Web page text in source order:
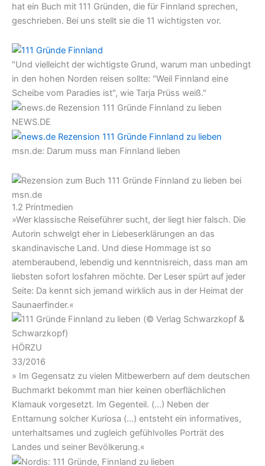
hat ein Buch mit 111 Gründen, die für Finnland sprechen,
geschrieben. Bei uns stellt sie die 11 wichtigsten vor.
"Und vielleicht der wichtigste Grund, warum man unbedingt
in den hohen Norden reisen sollte: "Weil Finnland eine
Scheibe vom Paradies ist", wie Tarja Prüss weiß."
NEWS.DE
msn.de: Darum muss man Finnland lieben
1.2 Printmedien
»Wer klassische Reiseführer sucht, der liegt hier falsch. Die
Autorin schwelgt eher in Liebeserklärungen an das
skandinavische Land. Und diese Hommage ist so
atemberaubend, lebendig und kenntnisreich, dass man am
liebsten sofort losfahren möchte. Der Leser spürt auf jeder
Seite: Da kennt sich jemand wirklich aus in der Heimat der
Saunaerfinder.«
HÖRZU
33/2016
» Im Gegensatz zu vielen Mitbewerbern auf dem deutschen
Buchmarkt bekommt man hier keinen oberflächlichen
Klamauk vorgesetzt. Im Gegenteil. (...) Neben der
Enttarnung solcher Kuriosa (...) entsteht ein informatives,
unterhaltsames und zugleich gefühlvolles Porträt des
Landes und seiner Bevölkerung.«